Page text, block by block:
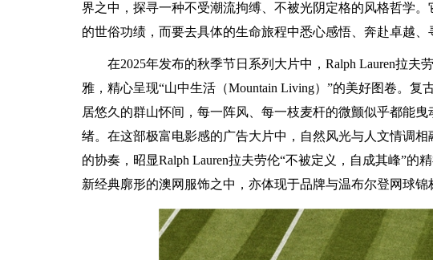
界之中，探寻一种不受潮流拘缚、不被光阴定格的风格哲学
的世俗功绩，而要去具体的生命旅程中悉心感悟、奔赴卓越、
在2025年发布的秋季节日系列大片中，Ralph Lauren拉
雅，精心呈现“山中生活（Mountain Living）”的美好图卷。
居悠久的群山怀间，每一阵风、每一枝麦杆的微颤似乎都能
绪。在这部极富电影感的广告大片中，自然风光与人文情调
的协奏，昭显Ralph Lauren拉夫劳伦“不被定义，自成其峰”
新经典廓形的澳网服饰之中，亦体现于品牌与温布尔登网球锦